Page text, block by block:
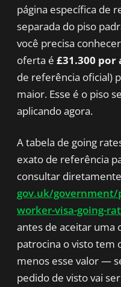
página específica de
separada do piso
você precisa
oferta é £31.300 por
de referência oficial)
maior. Esse é o piso
aplicando agora.
A tabela de going
exato de referência
consultar
gov.uk/
worker-visa-going-
antes de aceitar uma
patrocina o visto tem
menos esse valor —
pedido de visto vai